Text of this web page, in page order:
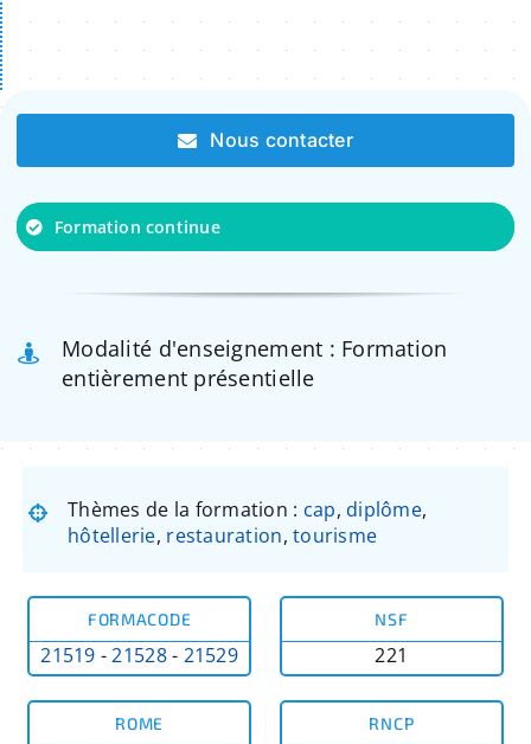
Nous contacter
Formation continue
Modalité d'enseignement : Formation
entièrement présentielle
Thèmes de la formation : cap, diplôme,
hôtellerie, restauration,tourisme
FORMACODE
21519 -21528- 21529
NSF
221
RNCP
ROME